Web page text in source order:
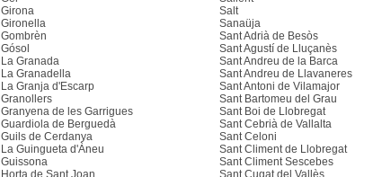
Girona
Gironella
Gombrèn
Gósol
La Granada
La Granadella
La Granja d'Escarp
Granollers
Granyena de les Garrigues
Guardiola de Berguedà
Guils de Cerdanya
La Guingueta d'Àneu
Guissona
Horta de Sant Joan
Salt
Sanaüja
Sant Adrià de Besòs
Sant Agustí de Lluçanès
Sant Andreu de la Barca
Sant Andreu de Llavaneres
Sant Antoni de Vilamajor
Sant Bartomeu del Grau
Sant Boi de Llobregat
Sant Cebrià de Vallalta
Sant Celoni
Sant Climent de Llobregat
Sant Climent Sescebes
Sant Cugat del Vallès